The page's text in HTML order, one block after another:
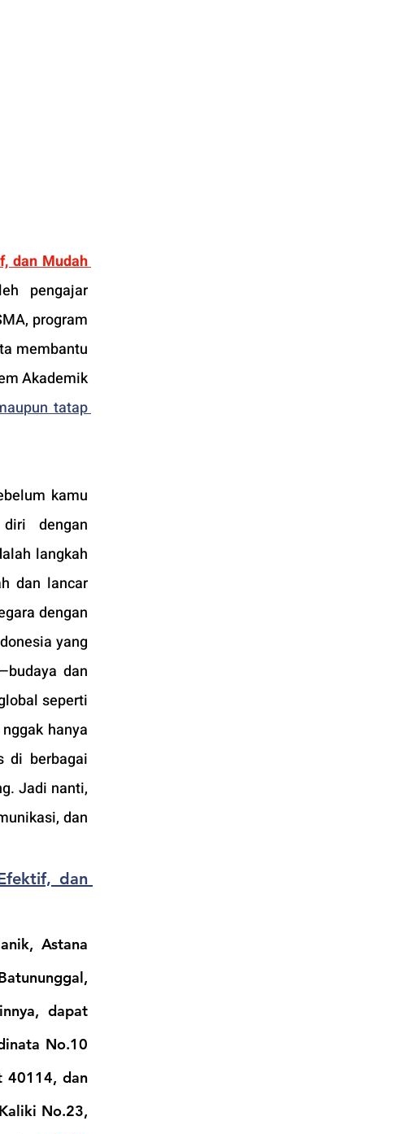
dan Mudah
pengajar
program
membantu
Akademik
tatap
kamu
dengan
langkah
dan lancar
dengan
yang
dan
seperti
hanya
di berbagai
Jadi nanti,
dan
dan
Astana
dapat
No.10
40114
No.23,